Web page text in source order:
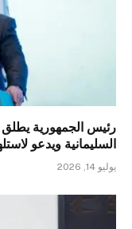
رئيس الجمهورية
السليمانية ويدعو
يوليو 14, 2026